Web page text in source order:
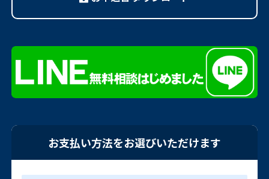
お支払い方法をお選びいただけます